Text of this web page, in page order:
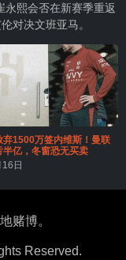
永熙会否在新赛季重返
对决文班亚马。
弃1500万签内维斯！曼联
半亿，冬窗恐无买卖
日
赌博。
Reserved.